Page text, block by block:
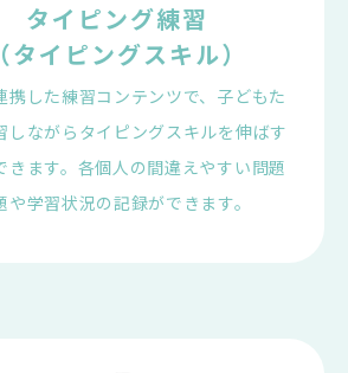
タイピング練習
（タイピングスキル）
携した練習コンテンツで、子どもた
しながらタイピングスキルを伸ばす
きます。各個人の間違えやすい問題
や学習状況の記録ができます。